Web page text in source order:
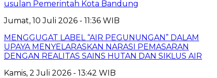
usulan Pemerintah Kota Bandung
Jumat, 10 Juli 2026 - 11:36 WIB
MENGGUGAT LABEL “AIR PEGUNUNGAN” DALAM
UPAYA MENYELARASKAN NARASI PEMASARAN
DENGAN REALITAS SAINS HUTAN DAN SIKLUS AIR
Kamis, 2 Juli 2026 - 13:42 WIB